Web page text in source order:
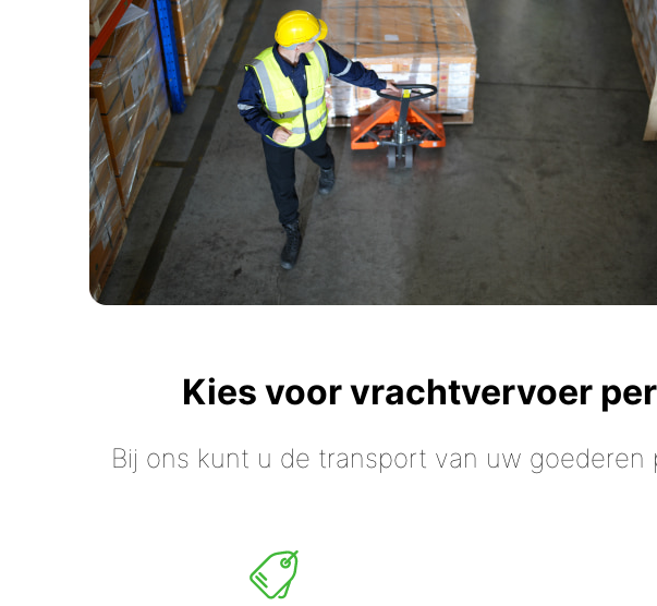
Kies voor vrachtvervoer
Bij ons kunt u de transport van uw